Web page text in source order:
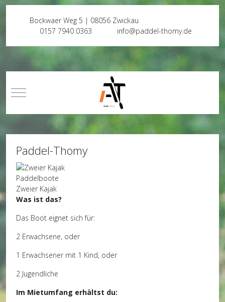
Bockwaer Weg 5 | 08056 Zwickau
0157 7940 0363
info@paddel-thomy.de
Mobile Menu Toggle
Paddel-Thomy
Paddelboote
Zweier Kajak
Was ist das?
Das Boot eignet sich für:
2 Erwachsene, oder
1 Erwachsener mit 1 Kind, oder
2 Jugendliche
Im Mietumfang erhältst du: